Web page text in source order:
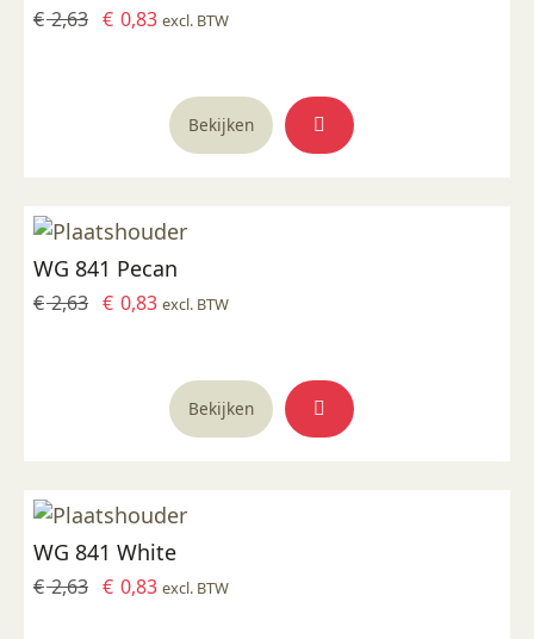
€2,63 Oorspronkelijke
€ 0,83Huidige
€ 0,83.
excl. BTW
Bekijken
WG 841 Pecan
€2,63 Oorspronkelijke
€ 0,83Huidige
€ 0,83.
excl. BTW
Bekijken
WG 841 White
€2,63 Oorspronkelijke
€ 0,83Huidige
excl. BTW